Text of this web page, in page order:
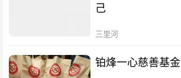
己
三里河
铂烽一心慈善基金